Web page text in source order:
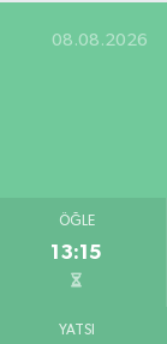
08.08.2026
ÖĞLE
13:15
YATSI